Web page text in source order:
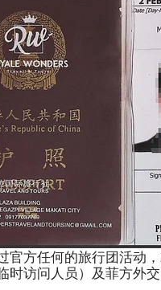
方任何的旅行团活动
时访问人员）及菲方外